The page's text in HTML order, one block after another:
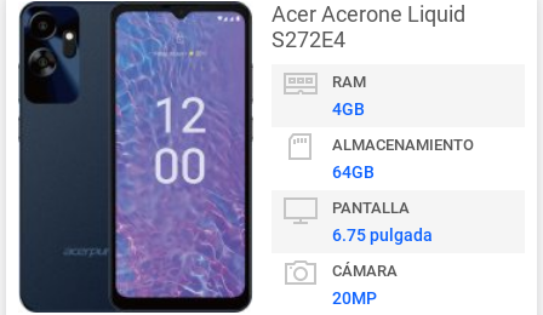
Acer Acerone Liquid
S272E4
RAM
4GB
ALMACENAMIENTO
64GB
PANTALLA
6.75 pulgada
CÁMARA
20MP